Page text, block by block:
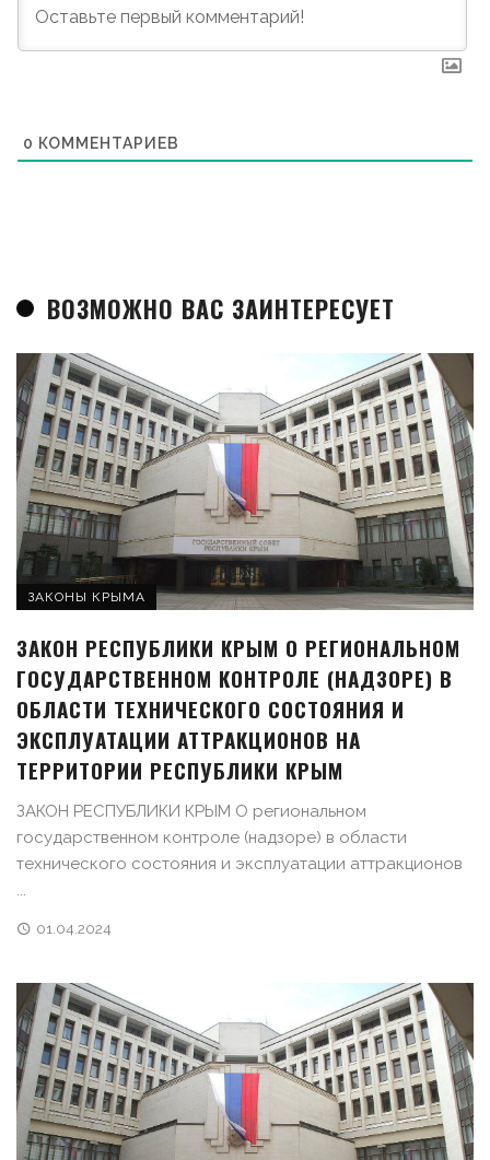
0 КОММЕНТАРИЕВ
ВОЗМОЖНО ВАС ЗАИНТЕРЕСУЕТ
ЗАКОНЫ КРЫМА
ЗАКОН РЕСПУБЛИКИ КРЫМ О РЕГИОНАЛЬНОМ
ГОСУДАРСТВЕННОМ КОНТРОЛЕ (НАДЗОРЕ) В
ОБЛАСТИ ТЕХНИЧЕСКОГО СОСТОЯНИЯ И
ЭКСПЛУАТАЦИИ АТТРАКЦИОНОВ НА
ТЕРРИТОРИИ РЕСПУБЛИКИ КРЫМ
ЗАКОН РЕСПУБЛИКИ КРЫМ О региональном
государственном контроле (надзоре) в области
технического состояния и эксплуатации аттракционов
...
01.04.2024